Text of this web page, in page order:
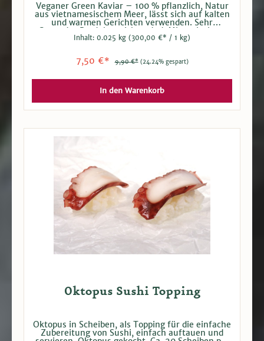
Veganer Green Kaviar – 100 % pflanzlich, Natur
aus vietnamesischem Meer, lässt sich auf kalten
und warmen Gerichten verwenden. Sehr
Gesundes Produkt: reich an Jod, Mineralsalzen,
Spurenelementen, Vitaminen und Aminosäuren.
geben. 2. Algen für 2-3 Minuten im Wasser
quellen lassen. 3. Wasser abgießen und nach
dem quellen etwa 50 g Umibudo Algen und
enthält 30-40 Rispen von je 7-12 cm.
Inhalt: 0.025 kg (300,00 €* / 1 kg)
7,50 €* 9,90 €* (24.24% gespart)
In den Warenkorb
Oktopus Sushi Topping
Oktopus in Scheiben, als Topping für die einfache
Zubereitung von Sushi, einfach auftauen und